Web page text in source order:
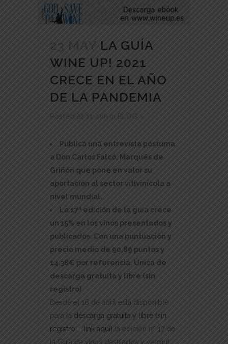
23 MAY LA GUÍA
WINE UP! 2021
CRECE EN EL AÑO
DE LA PANDEMIA
Posted at 11:48h in BLOG
Publica una entrevista póstuma
a Don Carlos Falcó, Marqués de
Griñón que pone en valor su
aportación al sector vitivinícola a
nivel mundial.
La 17ª edición de la guía crece
un 15% en los vinos presentados y
publicados. Con una puntuación y
precio medio de 90,89 puntos y
14.38€ por referencia. Única de
descarga gratuita y libre (sin
registro)
Desde el 16 de abril está disponible
para la descarga gratuita y libre (sin
registro – link aquí) la edición nº 17 de
la Guía de vinos destilados y vermut